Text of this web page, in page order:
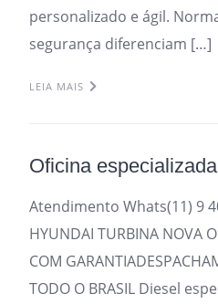
personalizado e ágil.
segurança diferenciam […]
LEIA MAIS
Oficina
Atendimento Whats(11) 9
HYUNDAI TURBINA NOVA
COM
TODO O BRASIL Diesel